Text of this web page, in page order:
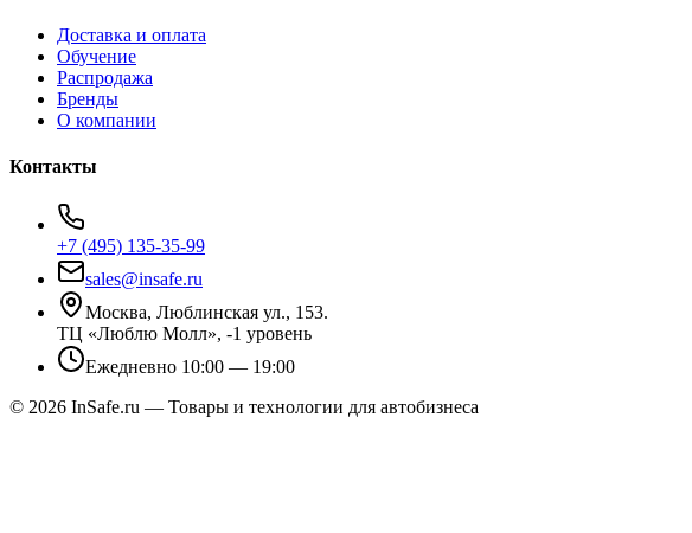
Доставка и оплата
Обучение
Распродажа
Бренды
О компании
Контакты
+7 (495) 135-35-99
sales@insafe.ru
Москва, Люблинская ул., 153.
ТЦ «Люблю Молл», -1 уровень
Ежедневно 10:00 — 19:00
© 2026 InSafe.ru — Товары и технологии для автобизнеса